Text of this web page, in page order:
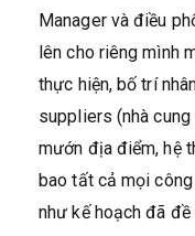
Manager và điều
lên cho riêng mình
thực hiện, bố trí
suppliers (nhà
mướn địa điểm, hệ
bao tất cả mọi
như kế hoạch đã đề